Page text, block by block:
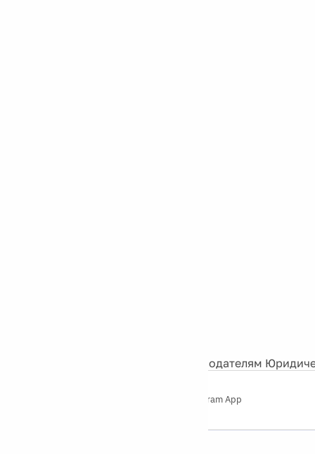
Рекламодателям
Telegram App